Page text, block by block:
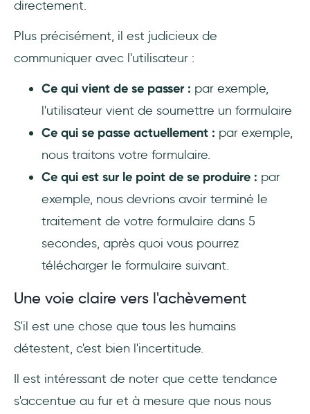
directement.
Plus précisément, il est judicieux de
communiquer avec l'utilisateur :
Ce qui vient de se passer : par exemple,
l'utilisateur vient de soumettre un formulaire
Ce qui se passe actuellement : par exemple,
nous traitons votre formulaire.
Ce qui est sur le point de se produire : par
exemple, nous devrions avoir terminé le
traitement de votre formulaire dans 5
secondes, après quoi vous pourrez
télécharger le formulaire suivant.
Une voie claire vers l'achèvement
S'il est une chose que tous les humains
détestent, c'est bien l'incertitude.
Il est intéressant de noter que cette tendance
s'accentue au fur et à mesure que nous nous